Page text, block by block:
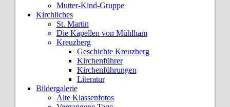
Mutter-Kind-Gruppe
Kirchliches
St. Martin
Die Kapellen von Mühlham
Kreuzberg
Geschichte Kreuzberg
Kirchenführer
Kirchenführungen
Literatur
Bildergalerie
Alte Klassenfotos